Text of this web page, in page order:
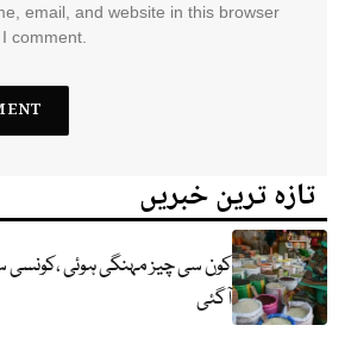
email, and website in this browser
comment.
تازہ ترین خبریں
کون سی چیز مہنگی ہوئی ،کونسی
آگئی